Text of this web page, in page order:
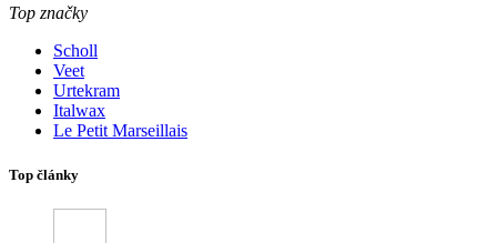
Top značky
Scholl
Veet
Urtekram
Italwax
Le Petit Marseillais
Top články